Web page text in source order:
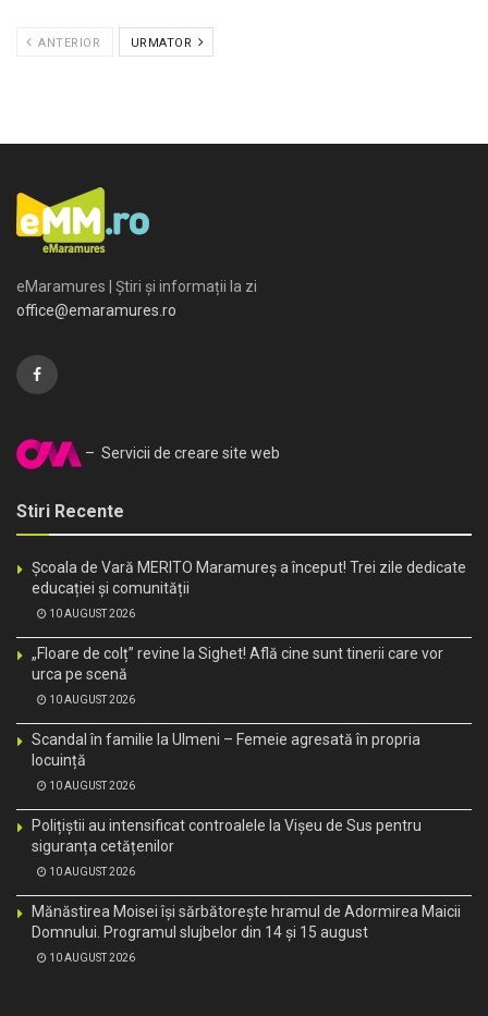
ANTERIOR URMATOR
eMaramures | Știri și informații la zi
office@emaramures.ro
– Servicii de creare site web
Stiri Recente
Școala de Vară MERITO Maramureș a început! Trei zile dedicate
educației și comunității
10 AUGUST 2026
„Floare de colț” revine la Sighet! Află cine sunt tinerii care vor
urca pe scenă
10 AUGUST 2026
Scandal în familie la Ulmeni – Femeie agresată în propria
locuință
10 AUGUST 2026
Polițiștii au intensificat controalele la Vișeu de Sus pentru
siguranța cetățenilor
10 AUGUST 2026
Mănăstirea Moisei își sărbătorește hramul de Adormirea Maicii
Domnului. Programul slujbelor din 14 și 15 august
10 AUGUST 2026